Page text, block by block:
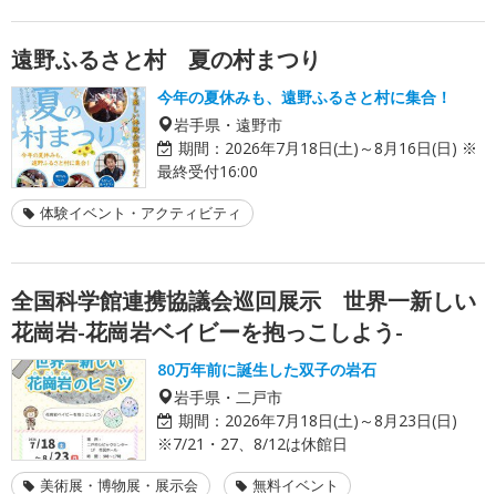
遠野ふるさと村 夏の村まつり
今年の夏休みも、遠野ふるさと村に集合！
岩手県・遠野市
期間： 2026年7月18日(土)～8月16日(日) ※
最終受付16:00
体験イベント・アクティビティ
全国科学館連携協議会巡回展示 世界一新しい
花崗岩-花崗岩ベイビーを抱っこしよう-
80万年前に誕生した双子の岩石
岩手県・二戸市
期間： 2026年7月18日(土)～8月23日(日)
※7/21・27、8/12は休館日
美術展・博物展・展示会 無料イベント